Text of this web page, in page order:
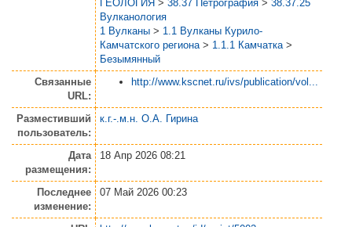
ГЕОЛОГИЯ > 38.37 Петрография > 38.37.25
Вулканология
1 Вулканы > 1.1 Вулканы Курило-
Камчатского региона > 1.1.1 Камчатка >
Безымянный
Связанные
URL:
http://www.kscnet.ru/ivs/publication/vol...
Разместивший
пользователь:
к.г.-.м.н. О.А. Гирина
Дата
размещения:
18 Апр 2026 08:21
Последнее
изменение:
07 Май 2026 00:23